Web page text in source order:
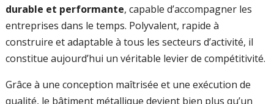
durable et performante, capable d’accompagner les
entreprises dans le temps. Polyvalent, rapide à
construire et adaptable à tous les secteurs d’activité, il
constitue aujourd’hui un véritable levier de compétitivité.
Grâce à une conception maîtrisée et une exécution de
qualité, le bâtiment métallique devient bien plus qu’un